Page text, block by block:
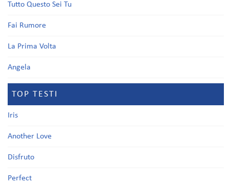
Tutto Questo Sei Tu
Fai Rumore
La Prima Volta
Angela
TOP TESTI
Iris
Another Love
Disfruto
Perfect